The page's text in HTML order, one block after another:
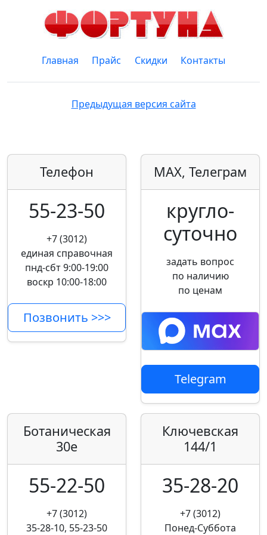
Главная Прайс Скидки Контакты
Предыдущая версия сайта
Телефон
55-23-50
+7 (3012)
единая справочная
пнд-сбт 9:00-19:00
воскр 10:00-18:00
Позвонить >>>
MAX, Телеграм
кругло­
суточно
задать вопрос
по наличию
по ценам
Telegram
Ботаническая
30е
55-22-50
+7 (3012)
35-28-10, 55-23-50
Ключевская
144/1
35-28-20
+7 (3012)
Понед-Суббота